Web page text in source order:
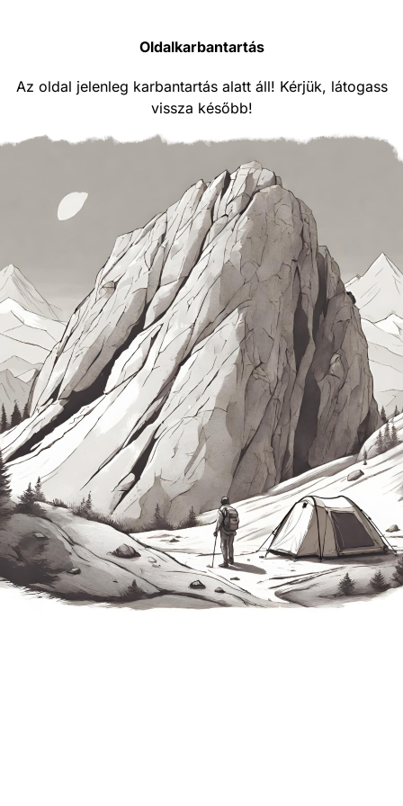
Oldalkarbantartás
Az oldal jelenleg karbantartás alatt áll! Kérjük, látogass
vissza később!